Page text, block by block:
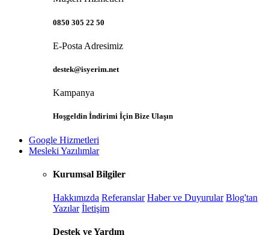
0850 305 22 50
E-Posta Adresimiz
destek@isyerim.net
Kampanya
Hoşgeldin İndirimi İçin Bize Ulaşın
Google Hizmetleri
Mesleki Yazılımlar
Kurumsal Bilgiler
Hakkımızda Referanslar Haber ve Duyurular Blog'tan
Yazılar İletişim
Destek ve Yardım